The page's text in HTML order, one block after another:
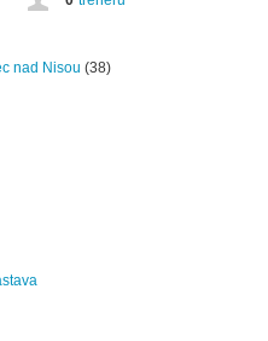
nad Nisou (38)